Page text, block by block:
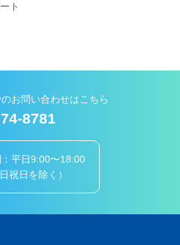
ト
お問い合わせはこちら
8781
平日9:00〜18:00
日祝日を除く）